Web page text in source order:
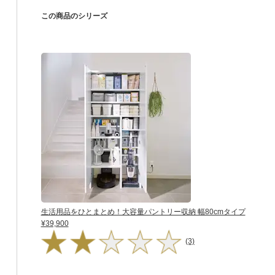
この商品のシリーズ
生活用品をひとまとめ！大容量パントリー収納 幅80cmタイプ
¥39,900
(3)